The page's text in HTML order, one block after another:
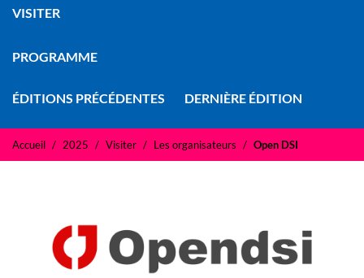
VISITER
PROGRAMME
ÉDITIONS PRÉCÉDENTES DERNIÈRE ÉDITION
Accueil 2025 Visiter Les organisateurs Open DSI